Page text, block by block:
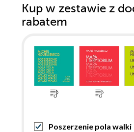
Kup w zestawie z
rabatem
Poszerzenie pola walki